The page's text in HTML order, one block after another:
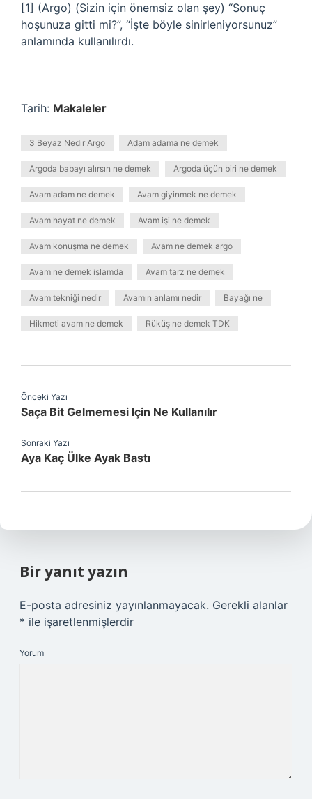
[1] (Argo) (Sizin için önemsiz olan şey) “Sonuç
hoşunuza gitti mi?”, “İşte böyle sinirleniyorsunuz”
anlamında kullanılırdı.
Tarih: Makaleler
3 Beyaz Nedir Argo Adam adama ne demek
Argoda babayı alırsın ne demek Argoda üçün biri ne demek
Avam adam ne demek Avam giyinmek ne demek
Avam hayat ne demek Avam işi ne demek
Avam konuşma ne demek Avam ne demek argo
Avam ne demek islamda Avam tarz ne demek
Avam tekniği nedir Avamın anlamı nedir Bayağı ne
Hikmeti avam ne demek Rüküş ne demek TDK
Önceki Yazı
Saça Bit Gelmemesi Için Ne Kullanılır
Sonraki Yazı
Aya Kaç Ülke Ayak Bastı
Bir yanıt yazın
E-posta adresiniz yayınlanmayacak. Gerekli alanlar
* ile işaretlenmişlerdir
Yorum